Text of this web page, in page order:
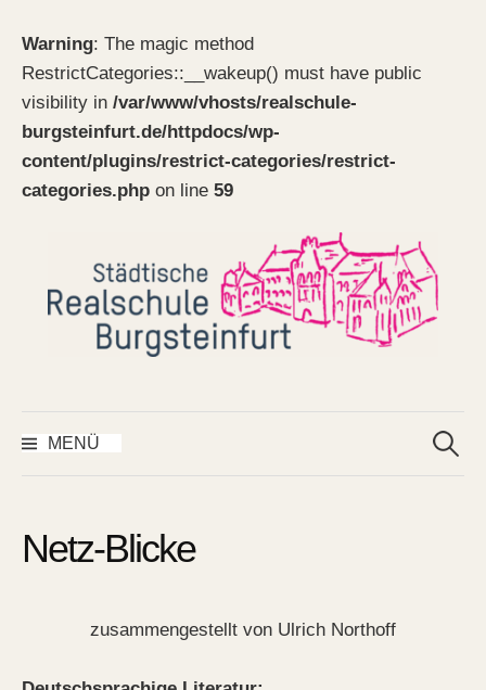
Warning: The magic method
RestrictCategories::__wakeup() must have public
visibility in /var/www/vhosts/realschule-
burgsteinfurt.de/httpdocs/wp-
content/plugins/restrict-categories/restrict-
categories.php on line 59
MENÜ
nach:
Netz-Blicke
zusammengestellt von Ulrich Northoff